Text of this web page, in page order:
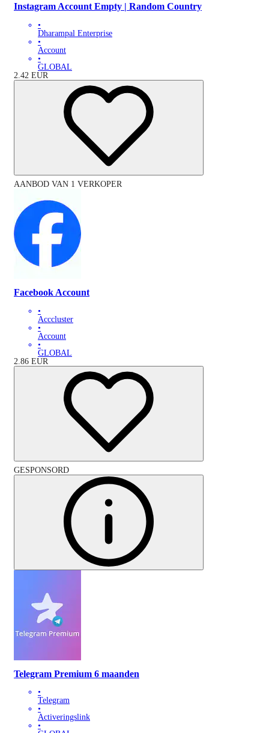
Instagram Account Empty | Random Country
•
Dharampal Enterprise
•
Account
•
GLOBAL
2.42 EUR
AANBOD VAN 1 VERKOPER
Facebook Account
•
Acccluster
•
Account
•
GLOBAL
2.86 EUR
GESPONSORD
Telegram Premium 6 maanden
•
Telegram
•
Activeringslink
•